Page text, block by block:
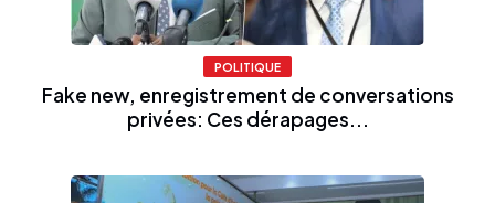
POLITIQUE
Fake new, enregistrement de conversations
privées: Ces dérapages...